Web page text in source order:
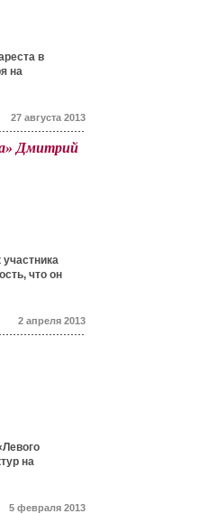
в
на
27 августа 2013
Дмитрий
что он
2 апреля 2013
на
5 февраля 2013